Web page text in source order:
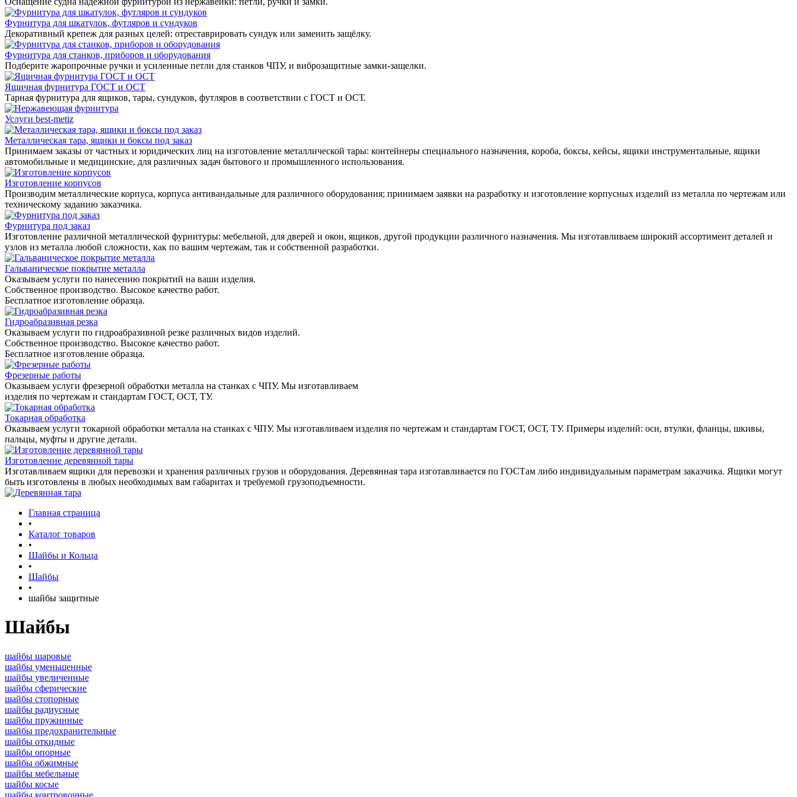
Фурнитура для шкатулок, футляров и сундуков
Декоративный крепеж для разных целей: отреставрировать сундук или заменить защёлку.
Фурнитура для станков, приборов и оборудования
Подберите жаропрочные ручки и усиленные петли для станков ЧПУ, и виброзащитные замки-защелки.
Ящичная фурнитура ГОСТ и ОСТ
Тарная фурнитура для ящиков, тары, сундуков, футляров в соответствии с ГОСТ и ОСТ.
Услуги best-metiz
Металлическая тара, ящики и боксы под заказ
Принимаем заказы от частных и юридических лиц на изготовление металлической тары: контейнеры специального назначения, короба, боксы, кейсы, ящики инструментальные, ящики
автомобильные и медицинские, для различных задач бытового и промышленного использования.
Изготовление корпусов
Производим металлические корпуса, корпуса антивандальные для различного оборудования; принимаем заявки на разработку и изготовление корпусных изделий из металла по чертежам или
техническому заданию заказчика.
Фурнитура под заказ
Изготовление различной металлической фурнитуры: мебельной, для дверей и окон, ящиков, другой продукции различного назначения. Мы изготавливаем широкий ассортимент деталей и
узлов из металла любой сложности, как по вашим чертежам, так и собственной разработки.
Гальваническое покрытие металла
Оказываем услуги по нанесению покрытий на ваши изделия.
Собственное производство. Высокое качество работ.
Бесплатное изготовление образца.
Гидроабразивная резка
Оказываем услуги по гидроабразивной резке различных видов изделий.
Собственное производство. Высокое качество работ.
Бесплатное изготовление образца.
Фрезерные работы
Оказываем услуги фрезерной обработки металла на станках с ЧПУ. Мы изготавливаем
изделия по чертежам и стандартам ГОСТ, ОСТ, ТУ.
Токарная обработка
Оказываем услуги токарной обработки металла на станках с ЧПУ. Мы изготавливаем изделия по чертежам и стандартам ГОСТ, ОСТ, ТУ. Примеры изделий: оси, втулки, фланцы, шкивы,
пальцы, муфты и другие детали.
Изготовление деревянной тары
Изготавливаем ящики для перевозки и хранения различных грузов и оборудования. Деревянная тара изготавливается по ГОСТам либо индивидуальным параметрам заказчика. Ящики могут
быть изготовлены в любых необходимых вам габаритах и требуемой грузоподъемности.
Главная страница
•
Каталог товаров
•
Шайбы и Кольца
•
Шайбы
•
шайбы защитные
Шайбы
шайбы шаровые
шайбы уменьшенные
шайбы увеличенные
шайбы сферические
шайбы стопорные
шайбы радиусные
шайбы пружинные
шайбы предохранительные
шайбы откидные
шайбы опорные
шайбы обжимные
шайбы мебельные
шайбы косые
шайбы контровочные